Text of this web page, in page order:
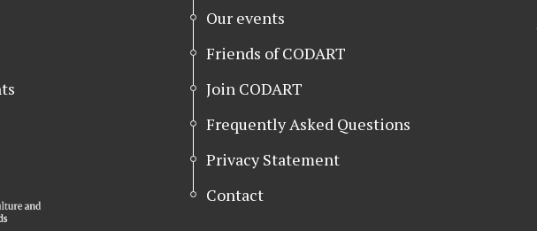
Our events
Friends of CODART
Join CODART
Frequently Asked Questions
Privacy Statement
Contact